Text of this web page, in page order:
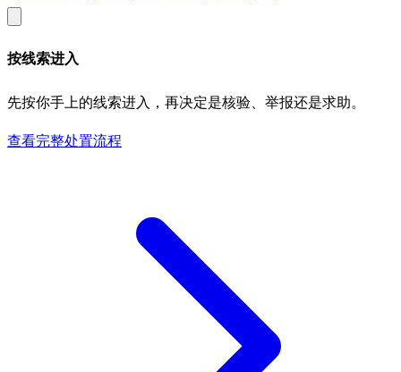
按线索进入
先按你手上的线索进入，再决定是核验、举报还是求助。
查看完整处置流程